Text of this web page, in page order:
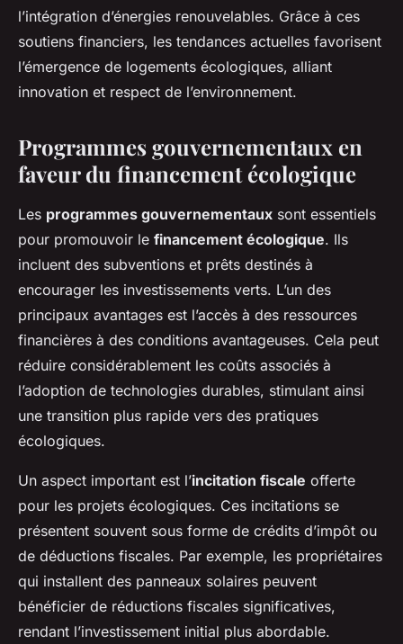
l’intégration d’énergies renouvelables. Grâce à ces
soutiens financiers, les tendances actuelles favorisent
l’émergence de logements écologiques, alliant
innovation et respect de l’environnement.
Programmes gouvernementaux en
faveur du financement écologique
Les programmes gouvernementaux sont essentiels
pour promouvoir le financement écologique. Ils
incluent des subventions et prêts destinés à
encourager les investissements verts. L’un des
principaux avantages est l’accès à des ressources
financières à des conditions avantageuses. Cela peut
réduire considérablement les coûts associés à
l’adoption de technologies durables, stimulant ainsi
une transition plus rapide vers des pratiques
écologiques.
Un aspect important est l’incitation fiscale offerte
pour les projets écologiques. Ces incitations se
présentent souvent sous forme de crédits d’impôt ou
de déductions fiscales. Par exemple, les propriétaires
qui installent des panneaux solaires peuvent
bénéficier de réductions fiscales significatives,
rendant l’investissement initial plus abordable.